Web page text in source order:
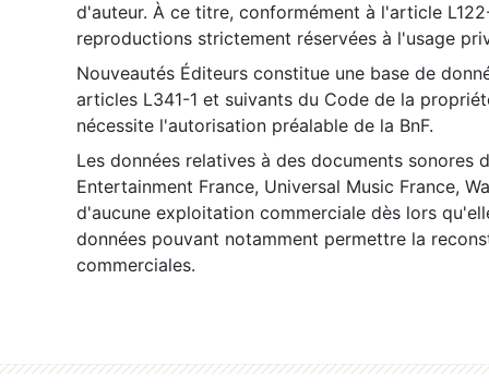
d'auteur. À ce titre, conformément à l'article
reproductions strictement réservées à l'usage
Nouveautés Éditeurs constitue une base de
articles L341-1 et suivants du Code de la
nécessite l'autorisation préalable de la BnF.
Les données relatives à des documents sonores
Entertainment France, Universal Music France,
d'aucune exploitation commerciale dès lors
données pouvant notamment permettre la
commerciales.